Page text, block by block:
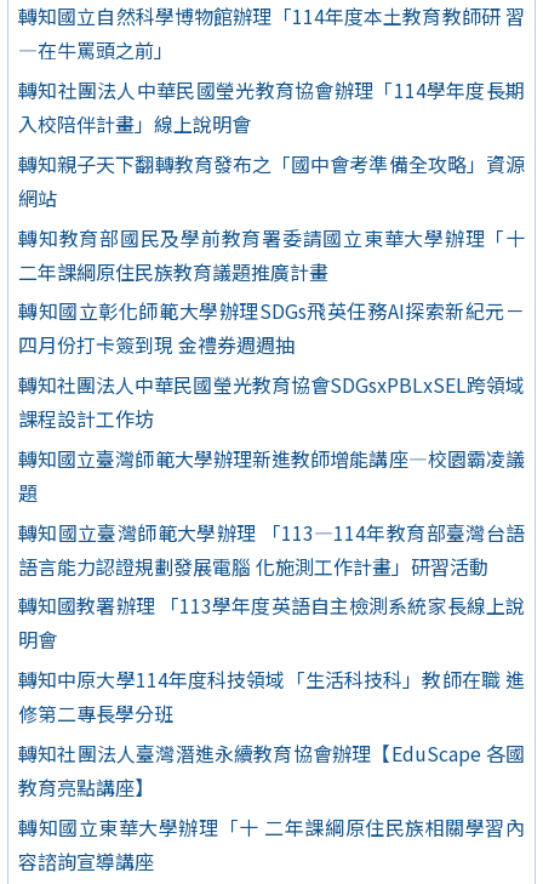
轉知國立自然科學博物館辦理「114年度本土教育教師研 習
—在牛罵頭之前」
轉知社團法人中華民國瑩光教育協會辦理「114學年度長期
入校陪伴計畫」線上說明會
轉知親子天下翻轉教育發布之「國中會考準備全攻略」資源
網站
轉知教育部國民及學前教育署委請國立東華大學辦理「十
二年課綱原住民族教育議題推廣計畫
轉知國立彰化師範大學辦理SDGs飛英任務AI探索新紀元－
四月份打卡簽到現 金禮券週週抽
轉知社團法人中華民國瑩光教育協會SDGsxPBLxSEL跨領域
課程設計工作坊
轉知國立臺灣師範大學辦理新進教師增能講座—校園霸凌議
題
轉知國立臺灣師範大學辦理 「113—114年教育部臺灣台語
語言能力認證規劃發展電腦 化施測工作計畫」研習活動
轉知國教署辦理 「113學年度英語自主檢測系統家長線上說
明會
轉知中原大學114年度科技領域「生活科技科」教師在職 進
修第二專長學分班
轉知社團法人臺灣潛進永續教育協會辦理【EduScape 各國
教育亮點講座】
轉知國立東華大學辦理「十 二年課綱原住民族相關學習內
容諮詢宣導講座